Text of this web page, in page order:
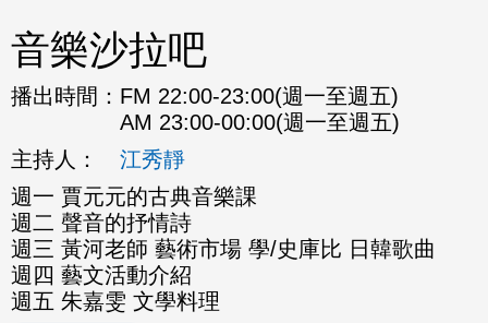
音樂沙拉吧
播出時間： FM 22:00-23:00(週一至週五)
AM 23:00-00:00(週一至週五)
主持人：
江秀靜
週一 賈元元的古典音樂課
週二 聲音的抒情詩
週三 黃河老師 藝術市場 學/史庫比 日韓歌曲
週四 藝文活動介紹
週五 朱嘉雯 文學料理